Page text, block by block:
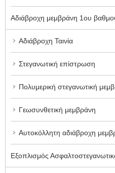
Αδιάβροχη μεμβράνη 1ου
Αδιάβροχη Ταινία
Στεγανωτική επίστρωση
Πολυμερική στεγανωτική
Γεωσυνθετική μεμβράνη
Αυτοκόλλητη αδιάβροχη
Εξοπλισμός